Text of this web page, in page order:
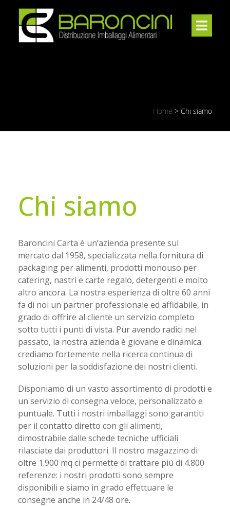
Home > Chi siamo
Chi siamo
Baroncini Carta è un’azienda presente sul
mercato dal 1958, specializzata nella fornitura di
packaging per alimenti, prodotti monouso per
catering, nastri e carte regalo, detergenti e molto
altro ancora. La nostra esperienza di oltre 60 anni
fa di noi un partner professionale ed affidabile, in
grado di offrire al cliente un servizio completo
sotto tutti i punti di vista. Pur avendo radici nel
passato, la nostra azienda è giovane e dinamica:
crediamo fortemente nella ricerca continua di
soluzioni per la soddisfazione dei nostri clienti.
Disponiamo di un vasto assortimento di prodotti e
un servizio di consegna veloce, personalizzato e
puntuale. Tutti i nostri imballaggi sono garantiti
per il contatto diretto con gli alimenti,
dimostrabile dalle schede tecniche ufficiali
rilasciate dai produttori. Il nostro magazzino di
oltre 1.900 mq ci permette di trattare più di 4.800
referenze: i nostri prodotti sono sempre
disponibili e siamo in grado effettuare le
consegne anche in 24/48 ore.